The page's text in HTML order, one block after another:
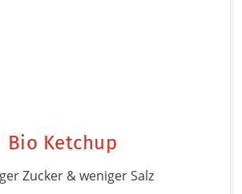
Bio Ketchup
Zucker & weniger Salz